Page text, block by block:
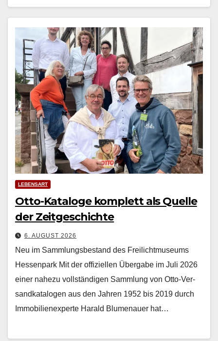
LEBENSART
Otto-Kataloge komplett als Quelle
der Zeitgeschichte
6. AUGUST 2026
Neu im Sammlungsbestand des Freilichtmuseums
Hessenpark Mit der offiziellen Über­gabe im Juli 2026
ein­er nahezu voll­ständi­gen Samm­lung von Otto-Ver­
sand­kat­a­lo­gen aus den Jahren 1952 bis 2019 durch
Immo­bilienex­perte Har­ald Blu­me­nauer hat…